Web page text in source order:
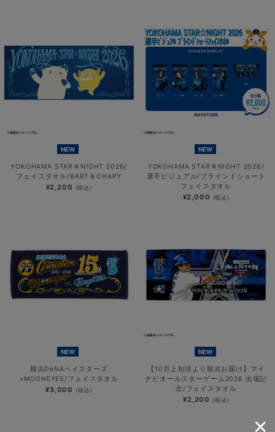
NEW
YOKOHAMA STAR☆NIGHT 2026/
フェイスタオル/BART＆CHAPY
¥2,200 (税込)
NEW
YOKOHAMA STAR☆NIGHT 2026/
選手ビジュアル/ブラインドショート
フェイスタオル
¥2,000 (税込)
NEW
横浜DeNAベイスターズ
×MOONEYES/フェイスタオル
¥3,000 (税込)
NEW
【10月上旬頃より順次お届け】マイ
ナビオールスターゲーム2026 出場記
念/フェイスタオル
¥2,200 (税込)